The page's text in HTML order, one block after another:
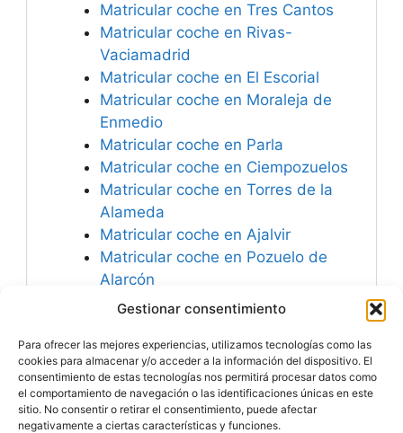
Gestionar consentimiento
Para ofrecer las mejores experiencias, utilizamos tecnologías como las
cookies para almacenar y/o acceder a la información del dispositivo. El
consentimiento de estas tecnologías nos permitirá procesar datos como
el comportamiento de navegación o las identificaciones únicas en este
sitio. No consentir o retirar el consentimiento, puede afectar
negativamente a ciertas características y funciones.
Matricular coche en Tres Cantos
Matricular coche en Rivas-
Vaciamadrid
Matricular coche en El Escorial
Matricular coche en Moraleja de
Enmedio
Matricular coche en Parla
Matricular coche en Ciempozuelos
Matricular coche en Torres de la
Alameda
Matricular coche en Ajalvir
Matricular coche en Pozuelo de
Alarcón
Matricular coche en España
Ardoz